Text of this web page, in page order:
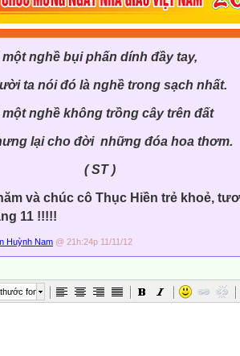
một nghề bụi phấn dính đầy tay,
ta nói đó là nghề trong sạch nhất.
một nghề không trồng cây trên đất
lại cho đời những đóa hoa thơm.
ST )
và chúc cô Thục Hiền trẻ khoẻ,
11 !!!!!
Huỳnh Nam @ 21h:24p 11/11/12
font